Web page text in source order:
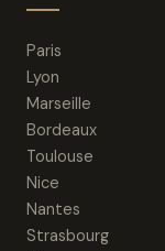
Paris
Lyon
Marseille
Bordeaux
Toulouse
Nice
Nantes
Strasbourg